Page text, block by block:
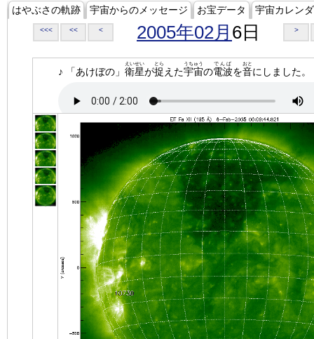
はやぶさの軌跡 宇宙からのメッセージ お宝データ 宇宙カレン
<<< << < 2005年02月 6日 >
♪ 「あけぼの」 衛星
えいせい
が捉
とら
えた宇宙
うちゅう
の電波
でんぱ
を音
おと
にしました。